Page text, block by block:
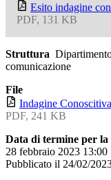
Esito indagine
PDF, 131 KB
Struttura
comunicazione
File
Indagine
PDF, 241 KB
Data di termine per la
28 febbraio 2023 13:00
Pubblicato il 24/02/